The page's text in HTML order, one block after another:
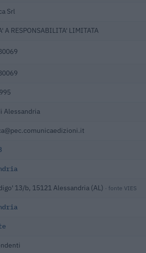
Srl
A RESPONSABILITA' LIMITATA
Alessandria
13/b, 15121 Alessandria (AL) · fonte VIES